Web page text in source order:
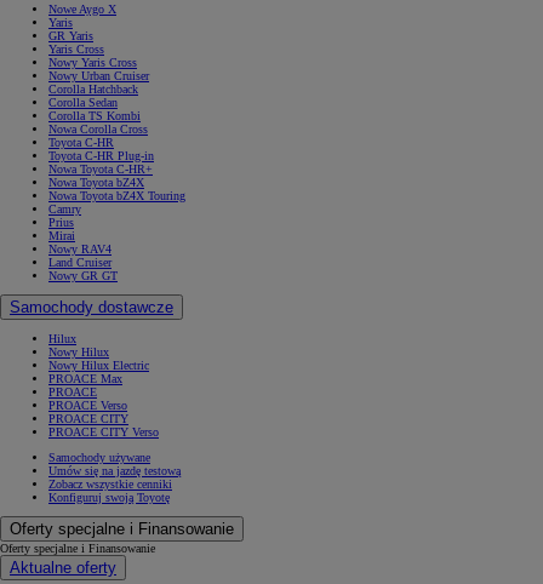
Nowe Aygo X
Yaris
GR Yaris
Yaris Cross
Nowy Yaris Cross
Nowy Urban Cruiser
Corolla Hatchback
Corolla Sedan
Corolla TS Kombi
Nowa Corolla Cross
Toyota C-HR
Toyota C-HR Plug-in
Nowa Toyota C-HR+
Nowa Toyota bZ4X
Nowa Toyota bZ4X Touring
Camry
Prius
Mirai
Nowy RAV4
Land Cruiser
Nowy GR GT
Samochody dostawcze
Hilux
Nowy Hilux
Nowy Hilux Electric
PROACE Max
PROACE
PROACE Verso
PROACE CITY
PROACE CITY Verso
Samochody używane
Umów się na jazdę testową
Zobacz wszystkie cenniki
Konfiguruj swoją Toyotę
Oferty specjalne i Finansowanie
Oferty specjalne i Finansowanie
Aktualne oferty